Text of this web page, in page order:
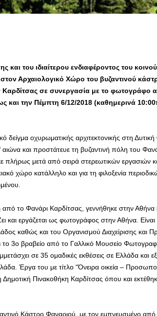
και του ιδιαίτερου ενδιαφέροντος του
Αρχαιολογικό Χώρο του βυζαντινού
σε συνεργασία με το φωτογράφο
και την Πέμπτη 6/12/2018 (καθημερινά
οχυρωματικής αρχιτεκτονικής στη
αιώνα και προστάτευε τη βυζαντινή πόλη του
μετά από σειρά στερεωτικών εργασιών
χώρο κατάλληλο και για τη φιλοξενία
το Φανάρι Καρδίτσας, γεννήθηκε στην
και εργάζεται ως φωτογράφος στην Αθήνα. Είναι
καθώς και του Οργανισμού Διαχείρισης και
3ο βραβείο από το Γαλλικό Μουσείο
σε 35 ομαδικές εκθέσεις σε Ελλάδα και
Έργα του με τίτλο “Όνειρα οικεία –
Πινακοθήκη Καρδίτσας όπου και
Κάστρο Φαναριού, με τον εμπνευσμένο από